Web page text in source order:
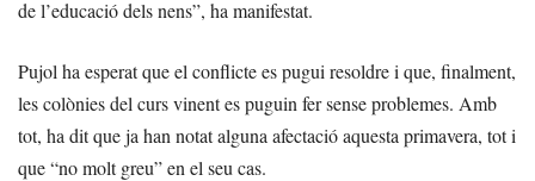
de l’educació dels nens”, ha manifestat.
Pujol ha esperat que el conflicte es pugui resoldre i que, finalment,
les colònies del curs vinent es puguin fer sense problemes. Amb
tot, ha dit que ja han notat alguna afectació aquesta primavera, tot i
que “no molt greu” en el seu cas.